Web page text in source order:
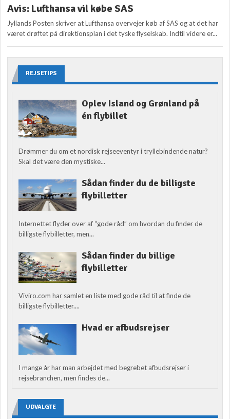
Avis: Lufthansa vil købe SAS
Jyllands Posten skriver at Lufthansa overvejer køb af SAS og at det har
været drøftet på direktionsplan i det tyske flyselskab. Indtil videre er...
REJSETIPS
Oplev Island og Grønland på
én flybillet
Drømmer du om et nordisk rejseeventyr i tryllebindende natur?
Skal det være den mystiske...
Sådan finder du de billigste
flybilletter
Internettet flyder over af “gode råd” om hvordan du finder de
billigste flybilletter, men...
Sådan finder du billige
flybilletter
Viviro.com har samlet en liste med gode råd til at finde de
billigste flybilletter....
Hvad er afbudsrejser
I mange år har man arbejdet med begrebet afbudsrejser i
rejsebranchen, men findes de...
UDVALGTE